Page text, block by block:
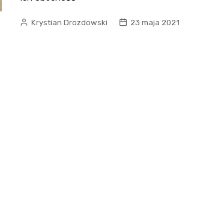
Krystian Drozdowski 23 maja 2021